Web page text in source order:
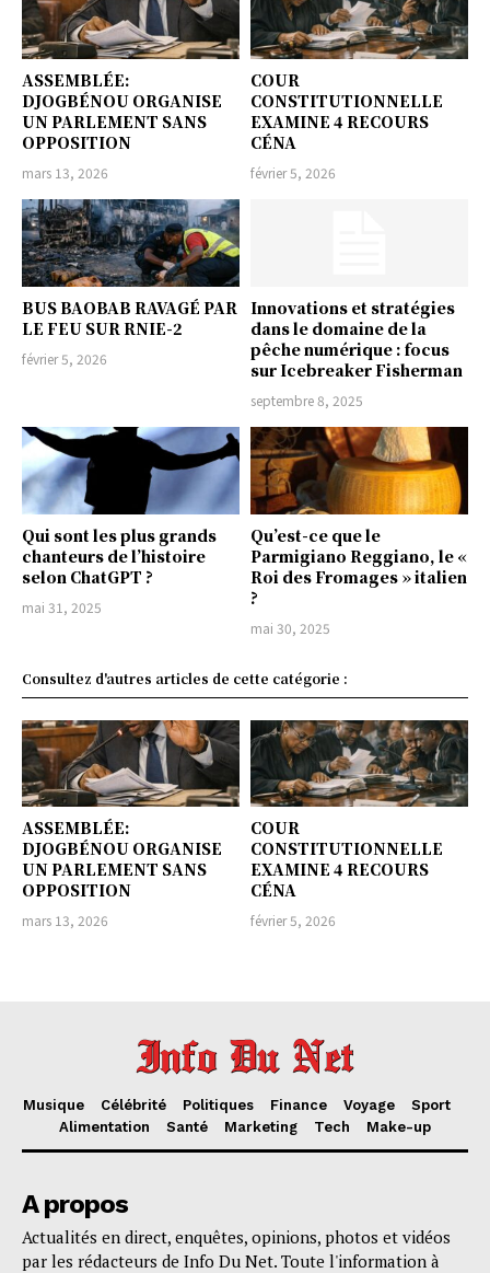
ASSEMBLÉE:
DJOGBÉNOU ORGANISE
UN PARLEMENT SANS
OPPOSITION
mars 13, 2026
COUR
CONSTITUTIONNELLE
EXAMINE 4 RECOURS
CÉNA
février 5, 2026
BUS BAOBAB RAVAGÉ PAR
LE FEU SUR RNIE-2
février 5, 2026
Innovations et stratégies
dans le domaine de la
pêche numérique : focus
sur Icebreaker Fisherman
septembre 8, 2025
Qui sont les plus grands
chanteurs de l’histoire
selon ChatGPT ?
mai 31, 2025
Qu’est-ce que le
Parmigiano Reggiano, le «
Roi des Fromages » italien
?
mai 30, 2025
Consultez d'autres articles de cette catégorie :
ASSEMBLÉE:
DJOGBÉNOU ORGANISE
UN PARLEMENT SANS
OPPOSITION
mars 13, 2026
COUR
CONSTITUTIONNELLE
EXAMINE 4 RECOURS
CÉNA
février 5, 2026
Musique Célébrité Politiques Finance Voyage
Sport
Alimentation
Santé Marketing Tech Make-up
A propos
Actualités en direct, enquêtes, opinions, photos et vidéos
par les rédacteurs de Info Du Net. Toute l'information à